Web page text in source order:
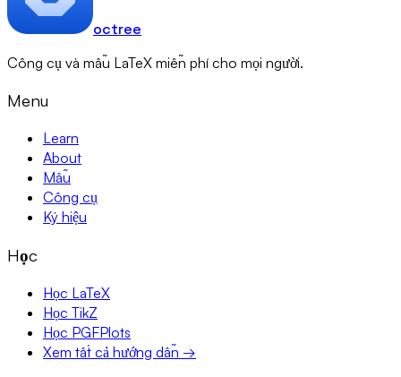
octree
Công cụ và mẫu LaTeX miễn phí cho mọi người.
Menu
Learn
About
Mẫu
Công cụ
Ký hiệu
Học
Học LaTeX
Học TikZ
Học PGFPlots
Xem tất cả hướng dẫn →